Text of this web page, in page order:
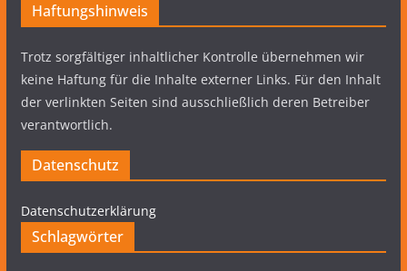
Haftungshinweis
Trotz sorgfältiger inhaltlicher Kontrolle übernehmen wir
keine Haftung für die Inhalte externer Links. Für den Inhalt
der verlinkten Seiten sind ausschließlich deren Betreiber
verantwortlich.
Datenschutz
Datenschutzerklärung
Schlagwörter